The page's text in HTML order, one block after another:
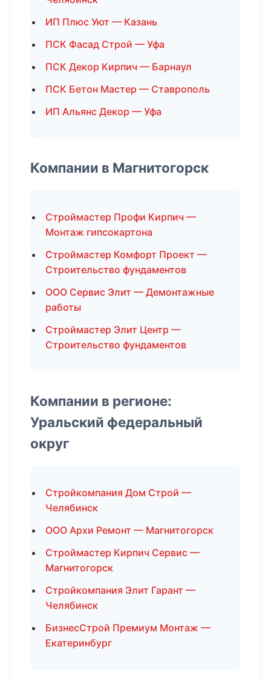
ИП Плюс Уют — Казань
ПСК Фасад Строй — Уфа
ПСК Декор Кирпич — Барнаул
ПСК Бетон Мастер — Ставрополь
ИП Альянс Декор — Уфа
Компании в Магнитогорск
Строймастер Профи Кирпич —
Монтаж гипсокартона
Строймастер Комфорт Проект —
Строительство фундаментов
ООО Сервис Элит — Демонтажные
работы
Строймастер Элит Центр —
Строительство фундаментов
Компании в регионе:
Уральский федеральный
округ
Стройкомпания Дом Строй —
Челябинск
ООО Архи Ремонт — Магнитогорск
Строймастер Кирпич Сервис —
Магнитогорск
Стройкомпания Элит Гарант —
Челябинск
БизнесСтрой Премиум Монтаж —
Екатеринбург